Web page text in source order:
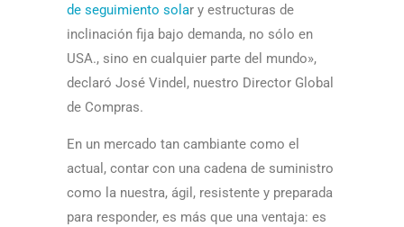
de seguimiento solar y estructuras de
inclinación fija bajo demanda, no sólo en
USA., sino en cualquier parte del mundo»,
declaró José Vindel, nuestro Director Global
de Compras.
En un mercado tan cambiante como el
actual, contar con una cadena de suministro
como la nuestra, ágil, resistente y preparada
para responder, es más que una ventaja: es